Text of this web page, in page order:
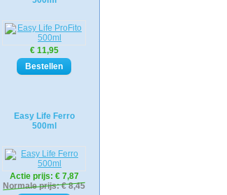
€ 11,95
Easy Life Ferro
500ml
Actie prijs: € 7,87
Normale prijs: € 8,45